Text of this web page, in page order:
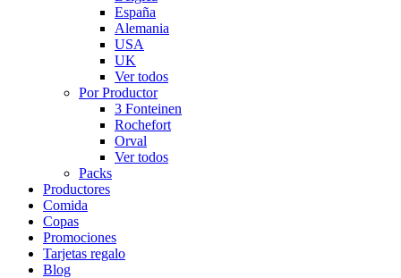
España
Alemania
USA
UK
Ver todos
Por Productor
3 Fonteinen
Rochefort
Orval
Ver todos
Packs
Productores
Comida
Copas
Promociones
Tarjetas regalo
Blog